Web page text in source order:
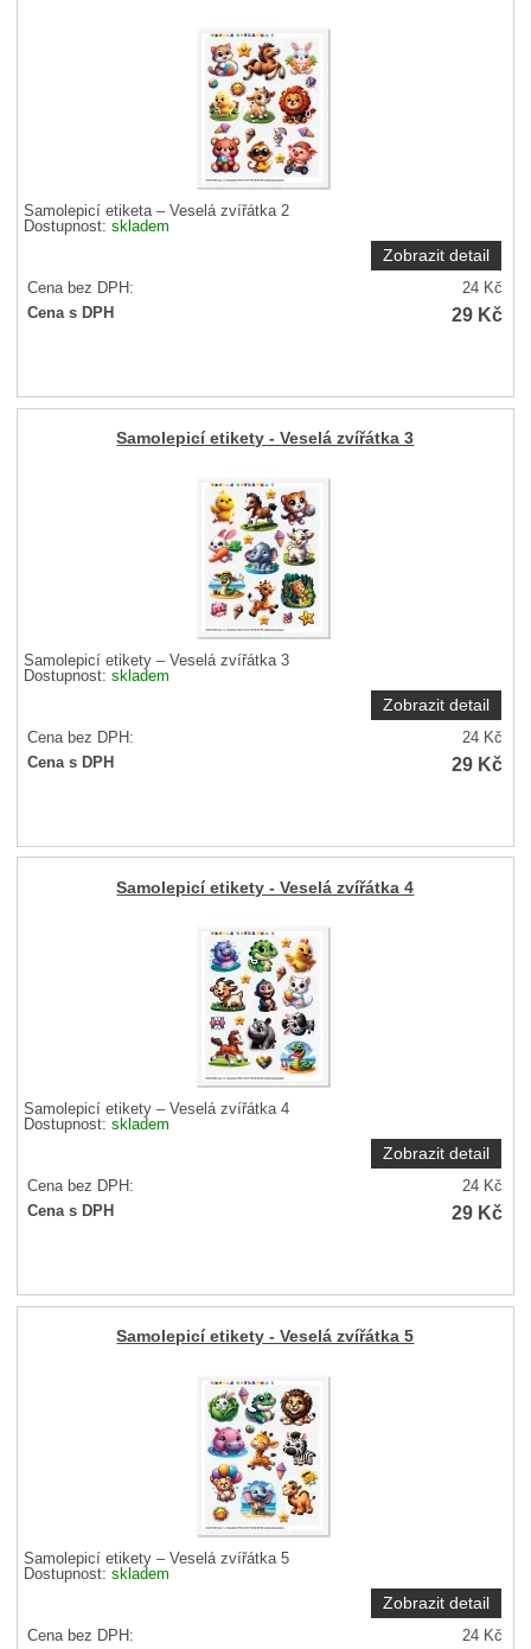
Samolepicí etiketa – Veselá zvířátka 2
Dostupnost:skladem
Zobrazit detail
Cena bez DPH: 24 Kč
Cena s DPH
29 Kč
Samolepicí etikety - Veselá zvířátka 3
Samolepicí etikety – Veselá zvířátka 3
Dostupnost:skladem
Zobrazit detail
Cena bez DPH: 24 Kč
Cena s DPH
29 Kč
Samolepicí etikety - Veselá zvířátka 4
Samolepicí etikety – Veselá zvířátka 4
Dostupnost:skladem
Zobrazit detail
Cena bez DPH: 24 Kč
Cena s DPH
29 Kč
Samolepicí etikety - Veselá zvířátka 5
Samolepicí etikety – Veselá zvířátka 5
Dostupnost:skladem
Zobrazit detail
Cena bez DPH: 24 Kč